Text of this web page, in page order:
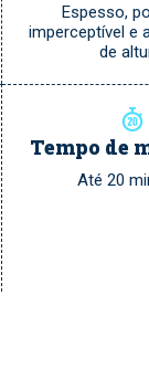
Espesso,
imperceptível e
de
Tempo de
Até 20